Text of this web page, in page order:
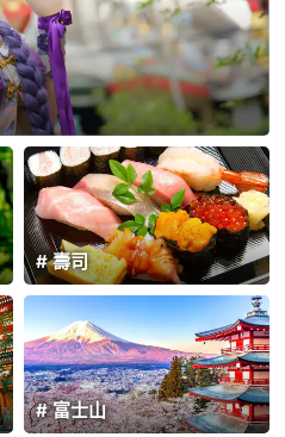
壽司
富士山